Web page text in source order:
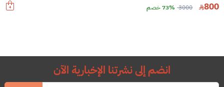
800
3000 73% خصم
انضم إلى نشرتنا الإخبارية الآن